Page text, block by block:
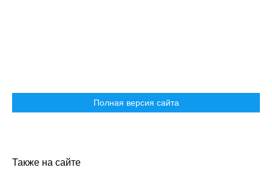
Полная версия сайта
Также на сайте